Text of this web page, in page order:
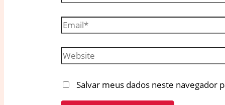
Email*
Website
Salvar meus dados neste navegador